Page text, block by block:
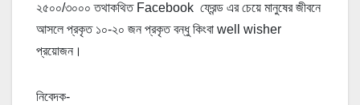
২৫০০/৩০০০ তথাকথিত Facebook ফ্রেন্ড এর চেয়ে মানুষের জীবনে
আসলে প্রকৃত ১০-২০ জন প্রকৃত বন্ধু কিংবা well wisher
প্রয়োজন।
নিবেদক-